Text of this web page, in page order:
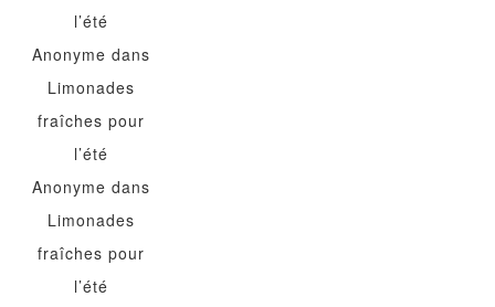
l’été
Anonyme dans
Limonades
fraîches pour
l’été
Anonyme dans
Limonades
fraîches pour
l’été